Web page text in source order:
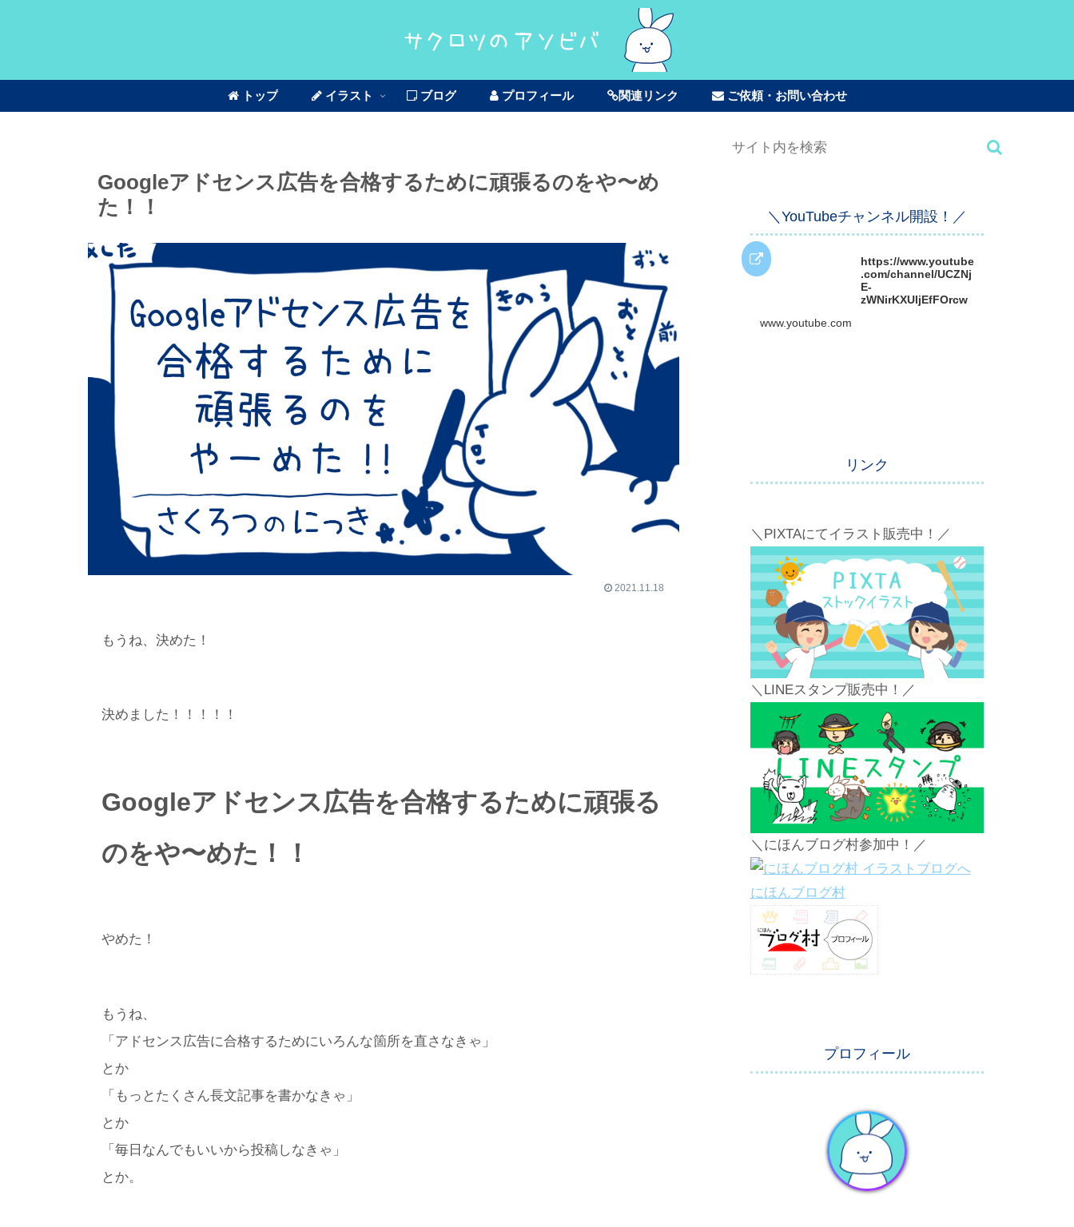
トップ イラスト ブログ プロフィール 関連リンク ご依頼・お問い合わせ
Googleアドセンス広告を合格するために頑張るのをや〜め
た！！
2021.11.18
もうね、決めた！
決めました！！！！！
Googleアドセンス広告を合格するために頑張る
のをや〜めた！！
やめた！
もうね、
「アドセンス広告に合格するためにいろんな箇所を直さなきゃ」
とか
「もっとたくさん長文記事を書かなきゃ」
とか
「毎日なんでもいいから投稿しなきゃ」
とか。
＼YouTubeチャンネル開設！／
https://www.youtube
.com/channel/UCZNj
E-
zWNirKXUljEfFOrcw
www.youtube.com
リンク
＼PIXTAにてイラスト販売中！／
＼LINEスタンプ販売中！／
＼にほんブログ村参加中！／
にほんブログ村
プロフィール